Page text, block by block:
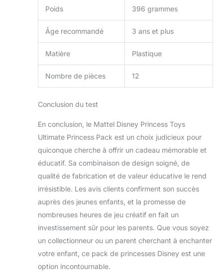
Poids 396 grammes
Âge recommandé 3 ans et plus
Matière Plastique
Nombre de pièces 12
Conclusion du test
En conclusion, le Mattel Disney Princess Toys
Ultimate Princess Pack est un choix judicieux pour
quiconque cherche à offrir un cadeau mémorable et
éducatif. Sa combinaison de design soigné, de
qualité de fabrication et de valeur éducative le rend
irrésistible. Les avis clients confirment son succès
auprès des jeunes enfants, et la promesse de
nombreuses heures de jeu créatif en fait un
investissement sûr pour les parents. Que vous soyez
un collectionneur ou un parent cherchant à enchanter
votre enfant, ce pack de princesses Disney est une
option incontournable.